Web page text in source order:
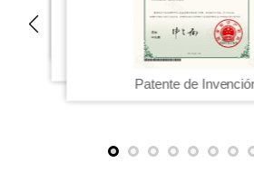
Patente de
Erfindungspatent